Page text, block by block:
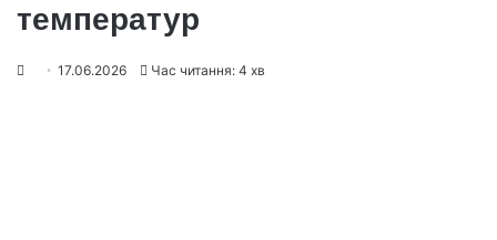
температур
17.06.2026 Час читання: 4 хв